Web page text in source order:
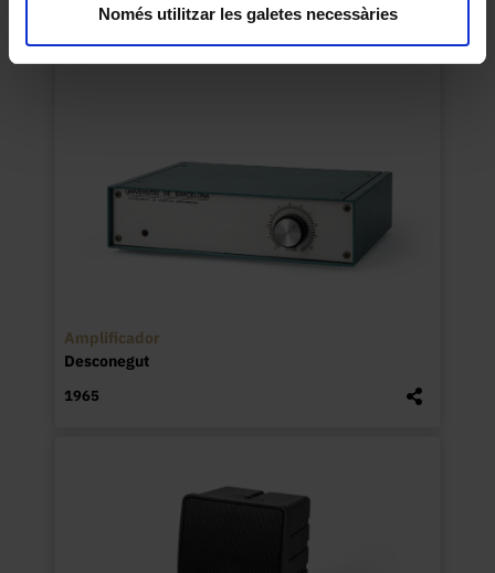
Només utilitzar les galetes necessàries
Amplificador
Desconegut
1965